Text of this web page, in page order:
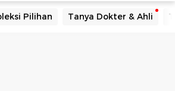
Pilihan Tanya Dokter & Ahli